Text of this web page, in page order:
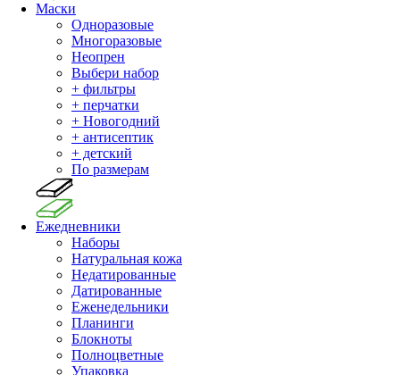
Маски
Одноразовые
Многоразовые
Неопрен
Выбери набор
+ фильтры
+ перчатки
+ Новогодний
+ антисептик
+ детский
По размерам
Ежедневники
Наборы
Натуральная кожа
Недатированные
Датированные
Еженедельники
Планинги
Блокноты
Полноцветные
Упаковка